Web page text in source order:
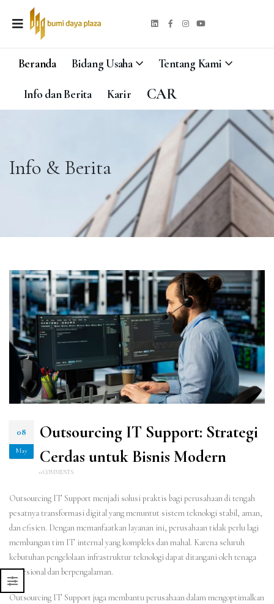
Beranda Bidang Usaha Tentang Kami
Info dan Berita Karir CAR
Info & Berita
08
May
Outsourcing IT Support: Strategi
Cerdas untuk Bisnis Modern
0 COMMENTS
Outsourcing IT Support menjadi solusi praktis bagi perusahaan di tengah
pesatnya transformasi digital yang menuntut sistem teknologi stabil, aman,
dan efisien. Dengan memanfaatkan layanan ini, perusahaan tidak perlu lagi
membangun tim IT internal yang kompleks dan mahal. Karena seluruh
kebutuhan pengelolaan infrastruktur teknologi dapat ditangani oleh tenaga
profesional dan berpengalaman.
Outsourcing IT Support juga membantu perusahaan dalam mengoptimalkan